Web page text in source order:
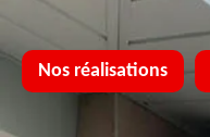
Nos réalisations